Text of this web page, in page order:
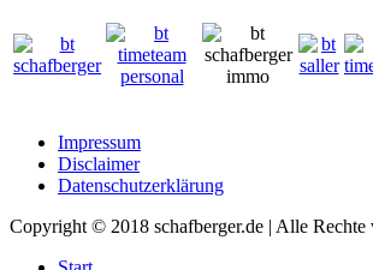
Impressum
Disclaimer
Datenschutzerklärung
Copyright © 2018 schafberger.de | Alle Rechte